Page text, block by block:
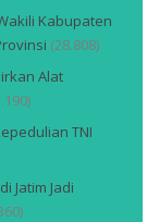
Kabupaten
(28.808)
Alat
TNI
Jatim Jadi